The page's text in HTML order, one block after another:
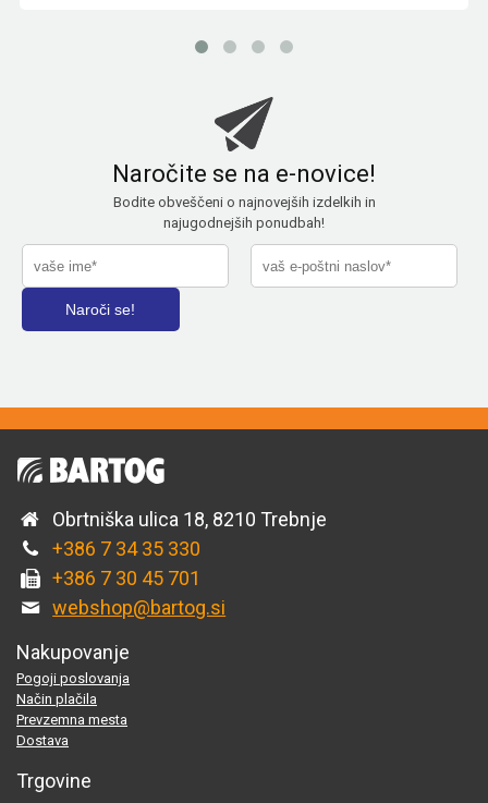
Naročite se na e-novice!
Bodite obveščeni o najnovejših izdelkih in
najugodnejših ponudbah!
Obrtniška ulica 18, 8210 Trebnje
+386 7 34 35 330
+386 7 30 45 701
webshop@bartog.si
Nakupovanje
Pogoji poslovanja
Način plačila
Prevzemna mesta
Dostava
Trgovine